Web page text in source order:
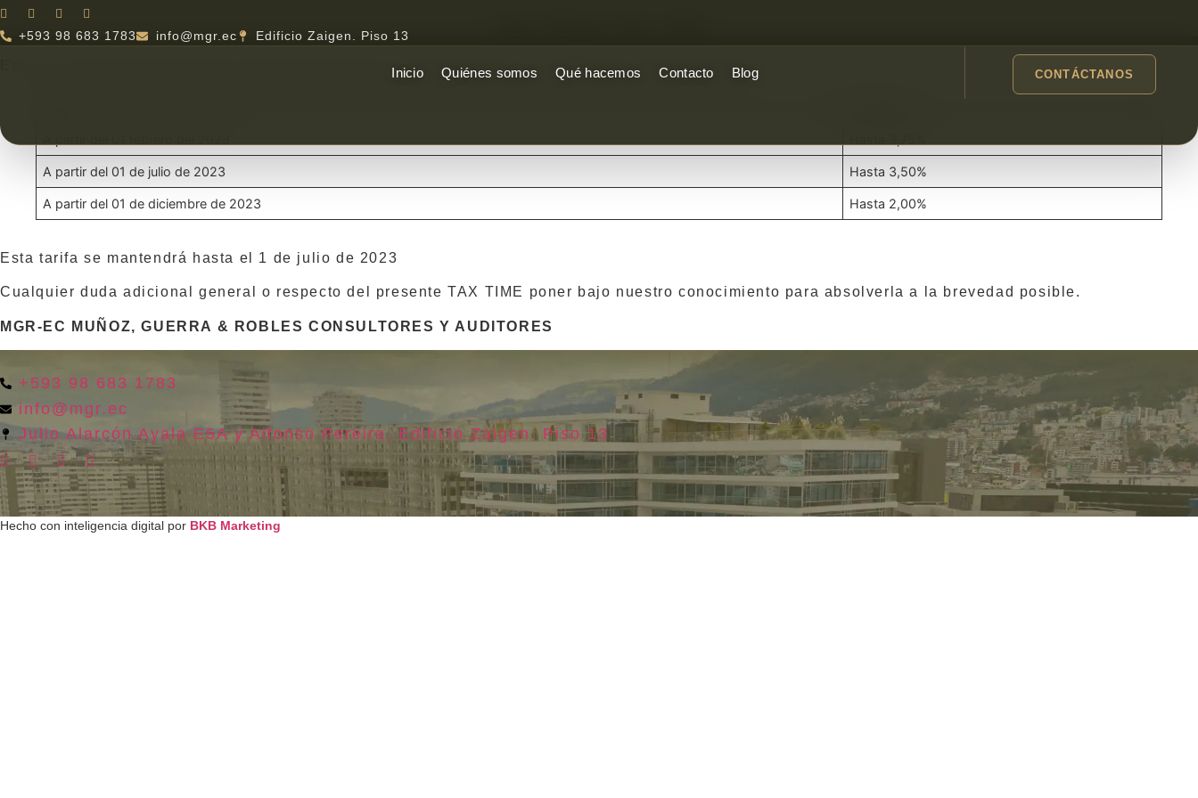
Ir
al
+593 98 683 1783 info@mgr.ec Edificio Zaigen. Piso 13
Inicio Quiénes somos Qué hacemos Contacto Blog CONTÁCTANOS
Esta es una de las primeras tres reducciones que se han previsto en la rebaja de la tarifa del ISD.
A partir del 01 de julio de 2023 Hasta 3,50%
A partir del 01 de diciembre de 2023 Hasta 2,00%
Esta tarifa se mantendrá hasta el 1 de julio de 2023
Cualquier duda adicional general o respecto del presente TAX TIME poner bajo nuestro conocimiento para absolverla a la brevedad posible.
MGR-EC MUÑOZ, GUERRA & ROBLES CONSULTORES Y AUDITORES
+593 98 683 1783
info@mgr.ec
Julio Alarcón Ayala E5A y Alfonso Pereira, Edificio Zaigen. Piso 13
Hecho con inteligencia digital por BKB Marketing